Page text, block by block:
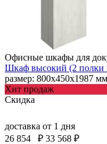
Офисные шкафы для
Шкаф высокий (2 полки
размер: 800х450х1987 мм
Хит продаж
Скидка
доставка от 1 дня
26 854
₽ 33 568 ₽